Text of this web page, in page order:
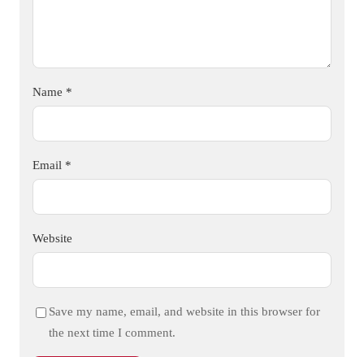
Name *
Email *
Website
Save my name, email, and website in this browser for
the next time I comment.